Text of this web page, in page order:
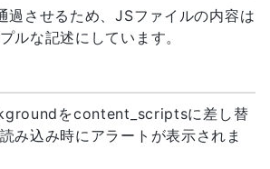
"icon_32.png" ,
"icon_48.png",
: "sample.js"
過させるため、JSファイルの内容は
ルな記述にしています。
をcontent_scriptsに差し替
み込み時にアラートが表示されま